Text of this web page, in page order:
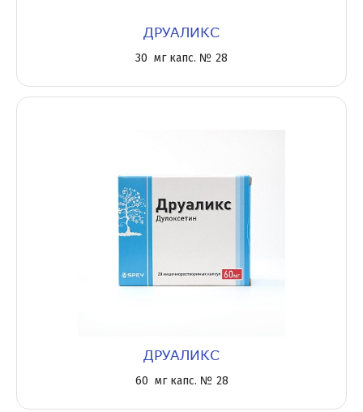
ДРУАЛИКС
30 мг капс. № 28
ДРУАЛИКС
60 мг капс. № 28